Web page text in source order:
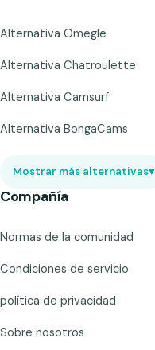
Alternativa Omegle
Alternativa Chatroulette
Alternativa Camsurf
Alternativa BongaCams
Mostrar más alternativas▾
Compañía
Normas de la comunidad
Condiciones de servicio
política de privacidad
Sobre nosotros